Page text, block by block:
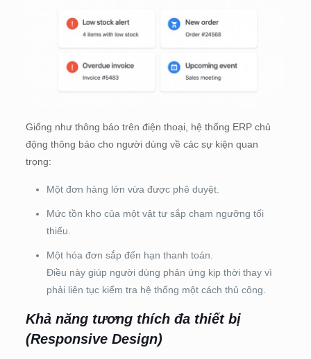
Giống như thông báo trên điện thoại, hệ thống ERP chủ
động thông báo cho người dùng về các sự kiện quan
trọng:
Một đơn hàng lớn vừa được phê duyệt.
Mức tồn kho của một vật tư sắp chạm ngưỡng tối
thiểu.
Một hóa đơn sắp đến hạn thanh toán.
Điều này giúp người dùng phản ứng kịp thời thay vì
phải liên tục kiểm tra hệ thống một cách thủ công.
Khả năng tương thích đa thiết bị
(Responsive Design)